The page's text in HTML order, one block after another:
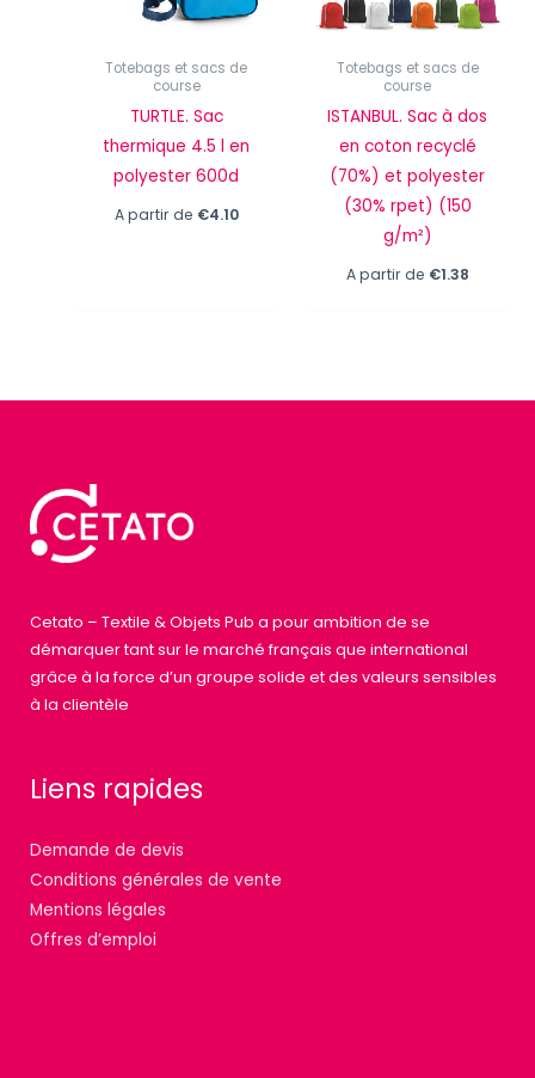
Totebags et sacs de
course
TURTLE. Sac
thermique 4.5 l en
polyester 600d
A partir de €4.10
Totebags et sacs de
course
ISTANBUL. Sac à dos
en coton recyclé
(70%) et polyester
(30% rpet) (150
g/m²)
A partir de €1.38
Cetato – Textile & Objets Pub a pour ambition de se
démarquer tant sur le marché français que international
grâce à la force d’un groupe solide et des valeurs sensibles
à la clientèle
Liens rapides
Demande de devis
Conditions générales de vente
Mentions légales
Offres d’emploi